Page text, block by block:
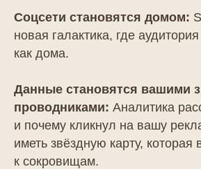
Соцсети становятся домом:
новая галактика, где
как дома.
Данные становятся вашими
проводниками: Аналитика
и почему кликнул на вашу
иметь звёздную карту, которая
к сокровищам.